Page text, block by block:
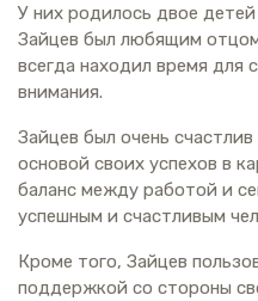
У них родилось двое
Зайцев был любящим
всегда находил время для
внимания.
Зайцев был очень
основой своих успехов в
баланс между работой и
успешным и счастливым
Кроме того, Зайцев
поддержкой со стороны